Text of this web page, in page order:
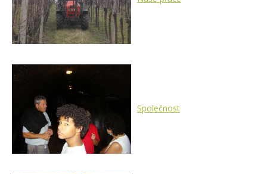
Společnost